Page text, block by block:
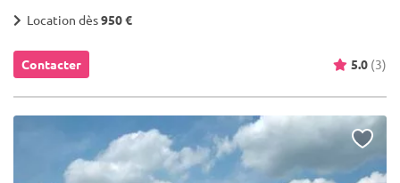
Location dès950 €
Contacter 5.0 (3)